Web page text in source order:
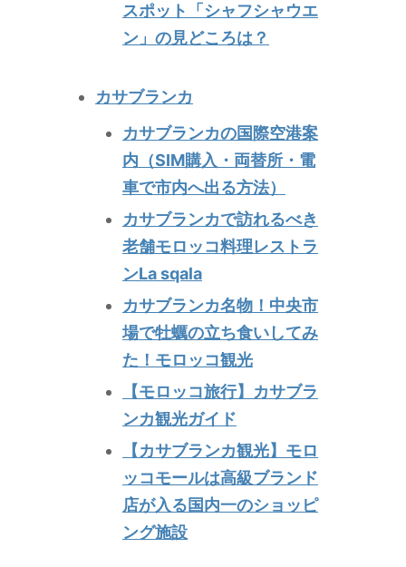
スポット「シャフシャウエ
ン」の見どころは？
カサブランカ
カサブランカの国際空港案
内（SIM購入・両替所・電
車で市内へ出る方法）
カサブランカで訪れるべき
老舗モロッコ料理レストラ
ンLa sqala
カサブランカ名物！中央市
場で牡蠣の立ち食いしてみ
た！モロッコ観光
【モロッコ旅行】カサブラ
ンカ観光ガイド
【カサブランカ観光】モロ
ッコモールは高級ブランド
店が入る国内一のショッピ
ング施設